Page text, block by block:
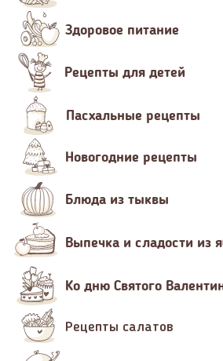
Здоровое питание
Рецепты для детей
Пасхальные рецепты
Новогодние рецепты
Блюда из тыквы
Выпечка и сладости из
Ко дню Святого
Рецепты салатов